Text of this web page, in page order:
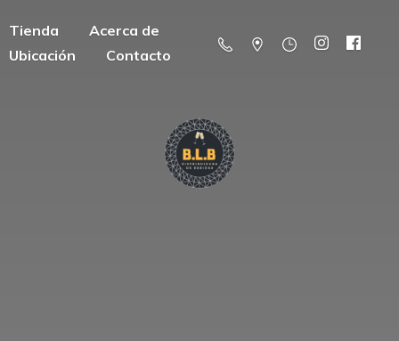
Tienda
Acerca de
Ubicación
Contacto